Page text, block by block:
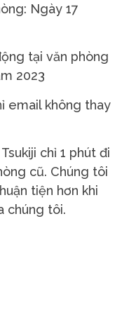
Ngày 17
tại văn phòng
2023
email không thay
chỉ 1 phút đi
cũ. Chúng tôi
tiện hơn khi
chúng tôi.